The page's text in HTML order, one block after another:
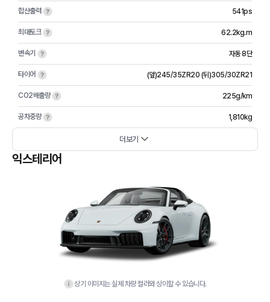
합산출력 541ps
최대토크 62.2kg.m
변속기 자동 8단
타이어 (앞)245/35ZR20 (뒤)305/30ZR21
CO2배출량 225g/km
공차중량 1,810kg
더보기
익스테리어
상기 이미지는 실제 차량 컬러와 상이할 수 있습니다.